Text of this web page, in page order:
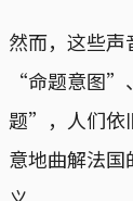
然而，这些
“命题意图”
题”，人们依
意地曲解法